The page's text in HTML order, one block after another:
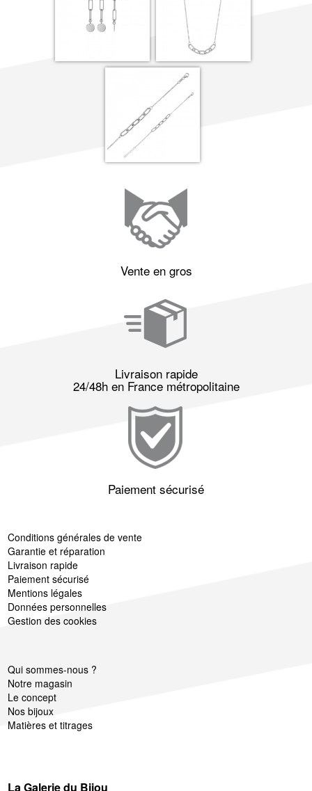
Vente en gros
Livraison rapide
24/48h en France métropolitaine
Paiement sécurisé
Conditions générales de vente
Garantie et réparation
Livraison rapide
Paiement sécurisé
Mentions légales
Données personnelles
Gestion des cookies
Qui sommes-nous ?
Notre magasin
Le concept
Nos bijoux
Matières et titrages
La Galerie du Bijou